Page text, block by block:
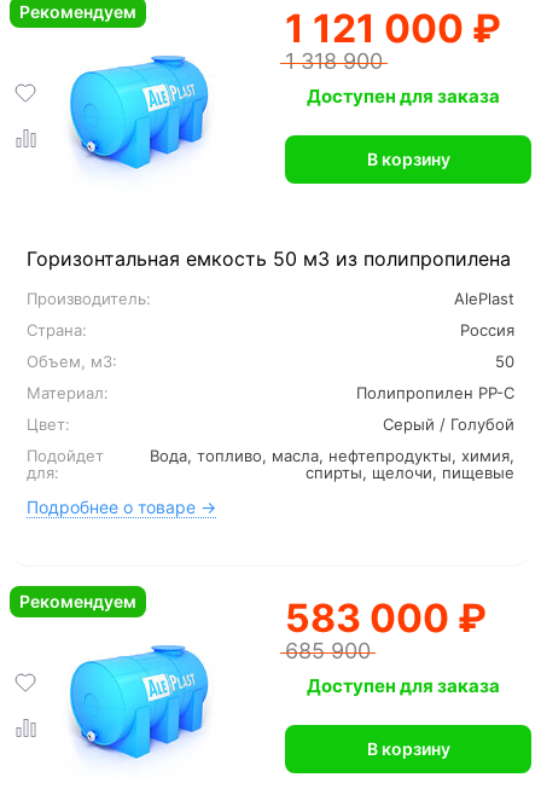
Горизонтальная емкость 50 м3 из полипропилена
Производитель:
AlePlast
Страна:
Россия
Объем, м3:
50
Материал:
Полипропилен PP-C
Цвет:
Серый / Голубой
Подойдет
для:
Вода, топливо, масла, нефтепродукты, химия,
спирты, щелочи, пищевые
Подробнее о товаре →
1 121 000 ₽
1 318 900
Рекомендуем
Доступен для заказа
В корзину
583 000 ₽
685 900
Рекомендуем
Доступен для заказа
В корзину